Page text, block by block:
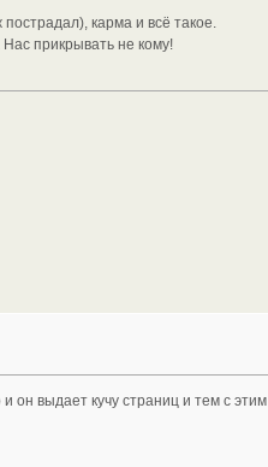
карма и всё такое.
прикрывать не кому!
он выдает кучу страниц и тем с этим